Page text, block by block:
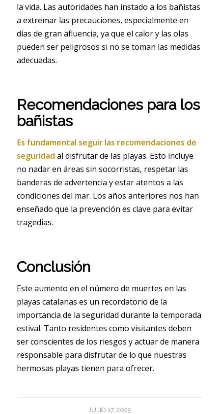
la vida. Las autoridades han instado a los bañistas
a extremar las precauciones, especialmente en
días de gran afluencia, ya que el calor y las olas
pueden ser peligrosos si no se toman las medidas
adecuadas.
Recomendaciones para los
bañistas
Es fundamental seguir las recomendaciones de
seguridad al disfrutar de las playas. Esto incluye
no nadar en áreas sin socorristas, respetar las
banderas de advertencia y estar atentos a las
condiciones del mar. Los años anteriores nos han
enseñado que la prevención es clave para evitar
tragedias.
Conclusión
Este aumento en el número de muertes en las
playas catalanas es un recordatorio de la
importancia de la seguridad durante la temporada
estival. Tanto residentes como visitantes deben
ser conscientes de los riesgos y actuar de manera
responsable para disfrutar de lo que nuestras
hermosas playas tienen para ofrecer.
JULIO 17, 2025